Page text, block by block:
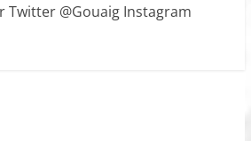
Twitter @Gouaig Instagram